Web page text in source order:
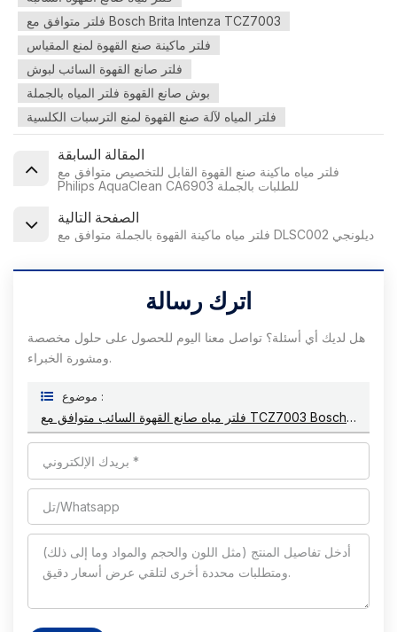
فلتر متوافق مع Bosch Brita Intenza TCZ7003
فلتر ماكينة صنع القهوة لمنع المقياس
فلتر صانع القهوة السائب لبوش
بوش صانع القهوة فلتر المياه بالجملة
فلتر المياه لآلة صنع القهوة لمنع الترسبات الكلسية
المقالة السابقة
فلتر مياه ماكينة صنع القهوة القابل للتخصيص متوافق مع
Philips AquaClean CA6903 للطلبات بالجملة
الصفحة التالية
فلتر مياه ماكينة القهوة بالجملة متوافق مع DLSC002 ديلونجي
اترك رسالة
هل لديك أي أسئلة؟ تواصل معنا اليوم للحصول على حلول مخصصة
ومشورة الخبراء.
موضوع :
فلتر مياه صانع القهوة السائب متوافق مع TCZ7003 Bosch Brita Intenza لمنع الترسبات الكلسية